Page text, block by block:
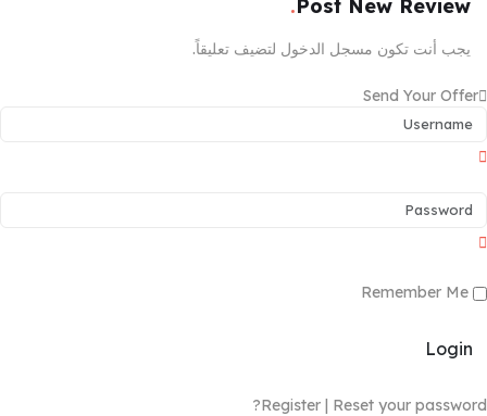
Post New Review
يجب أنت تكون مسجل الدخول لتضيف تعليقاً.
Send Your Offer
Login
Register | Reset your password?